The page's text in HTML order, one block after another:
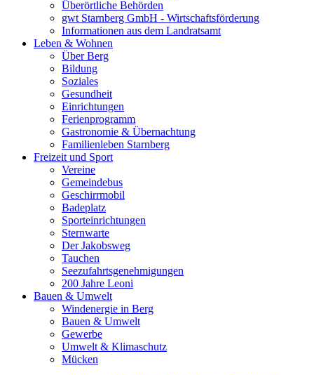
Überörtliche Behörden
gwt Starnberg GmbH - Wirtschaftsförderung
Informationen aus dem Landratsamt
Leben & Wohnen
Über Berg
Bildung
Soziales
Gesundheit
Einrichtungen
Ferienprogramm
Gastronomie & Übernachtung
Familienleben Starnberg
Freizeit und Sport
Vereine
Gemeindebus
Geschirrmobil
Badeplatz
Sporteinrichtungen
Sternwarte
Der Jakobsweg
Tauchen
Seezufahrtsgenehmigungen
200 Jahre Leoni
Bauen & Umwelt
Windenergie in Berg
Bauen & Umwelt
Gewerbe
Umwelt & Klimaschutz
Mücken